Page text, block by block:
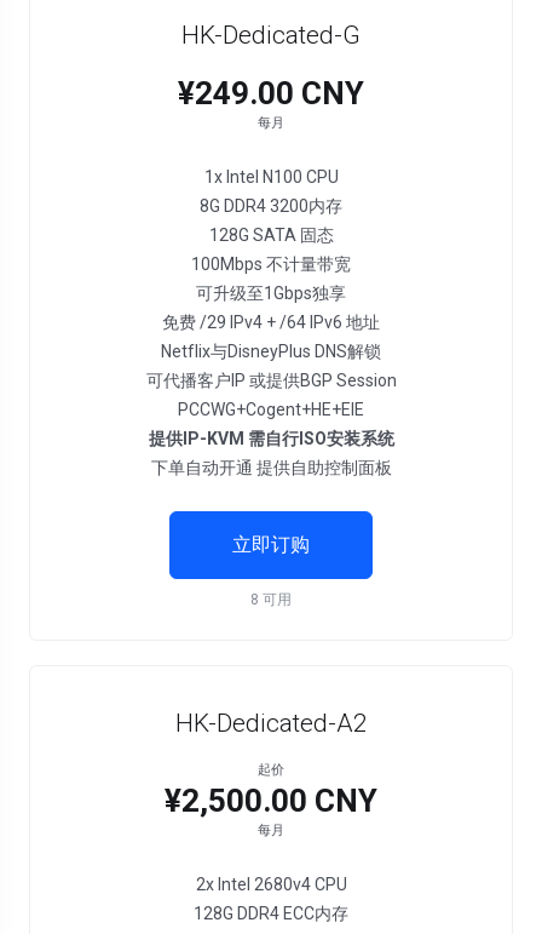
HK-Dedicated-G
¥249.00 CNY
每月
1x Intel N100 CPU
8G DDR4 3200内存
128G SATA 固态
100Mbps 不计量带宽
可升级至1Gbps独享
免费 /29 IPv4 + /64 IPv6 地址
Netflix与DisneyPlus DNS解锁
可代播客户IP 或提供BGP Session
PCCWG+Cogent+HE+EIE
提供IP-KVM 需自行ISO安装系统
下单自动开通 提供自助控制面板
立即订购
8 可用
HK-Dedicated-A2
起价
¥2,500.00 CNY
每月
2x Intel 2680v4 CPU
128G DDR4 ECC内存